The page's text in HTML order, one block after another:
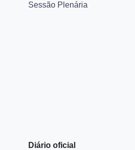
Sessão Plenária
Diário oficial